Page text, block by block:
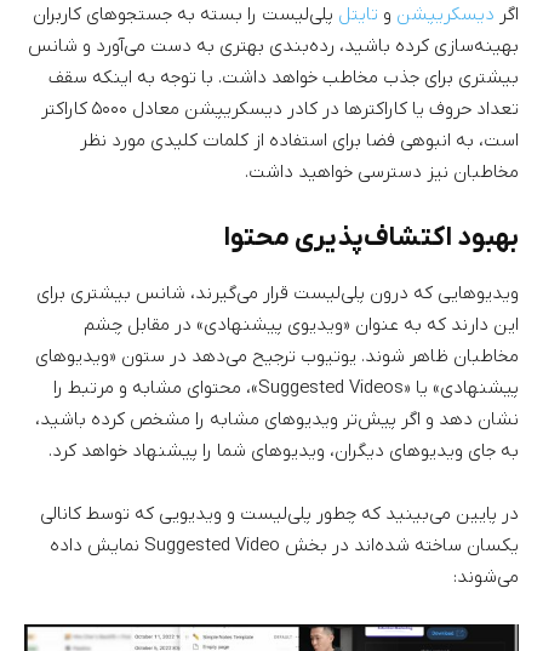
اگر دیسکریپشن و تایتل پلی‌لیست را بسته به جستجوهای کاربران
بهینه‌سازی کرده‌ باشید، رده‌بندی بهتری به دست می‌آورد و شانس
بیشتری برای جذب مخاطب خواهد داشت. با توجه به اینکه سقف
تعداد حروف یا کاراکترها در کادر دیسکریپشن معادل ۵۰۰۰ کاراکتر
است، به انبوهی فضا برای استفاده از کلمات کلیدی مورد نظر
مخاطبان نیز دسترسی خواهید داشت.
بهبود اکتشاف‌پذیری محتوا
ویدیوهایی که درون پلی‌لیست قرار می‌گیرند، شانس بیشتری برای
این دارند که به عنوان «ویدیوی پیشنهادی» در مقابل چشم
مخاطبان ظاهر شوند. یوتیوب ترجیح می‌دهد در ستون «ویدیوهای
پیشنهادی» یا «Suggested Videos»، محتوای مشابه و مرتبط را
نشان دهد و اگر پیش‌تر ویدیوهای مشابه را مشخص کرده باشید،
به جای ویدیوهای دیگران، ویدیوهای شما را پیشنهاد خواهد کرد.
در پایین می‌بینید که چطور پلی‌لیست و ویدیویی که توسط کانالی
یکسان ساخته‌ شده‌اند در بخش Suggested Video نمایش داده
می‌شوند: